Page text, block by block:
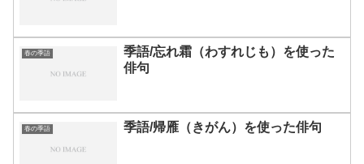
春の季語
季語/忘れ霜（わすれじも）を使った
俳句
春の季語 季語/帰雁（きがん）を使った俳句